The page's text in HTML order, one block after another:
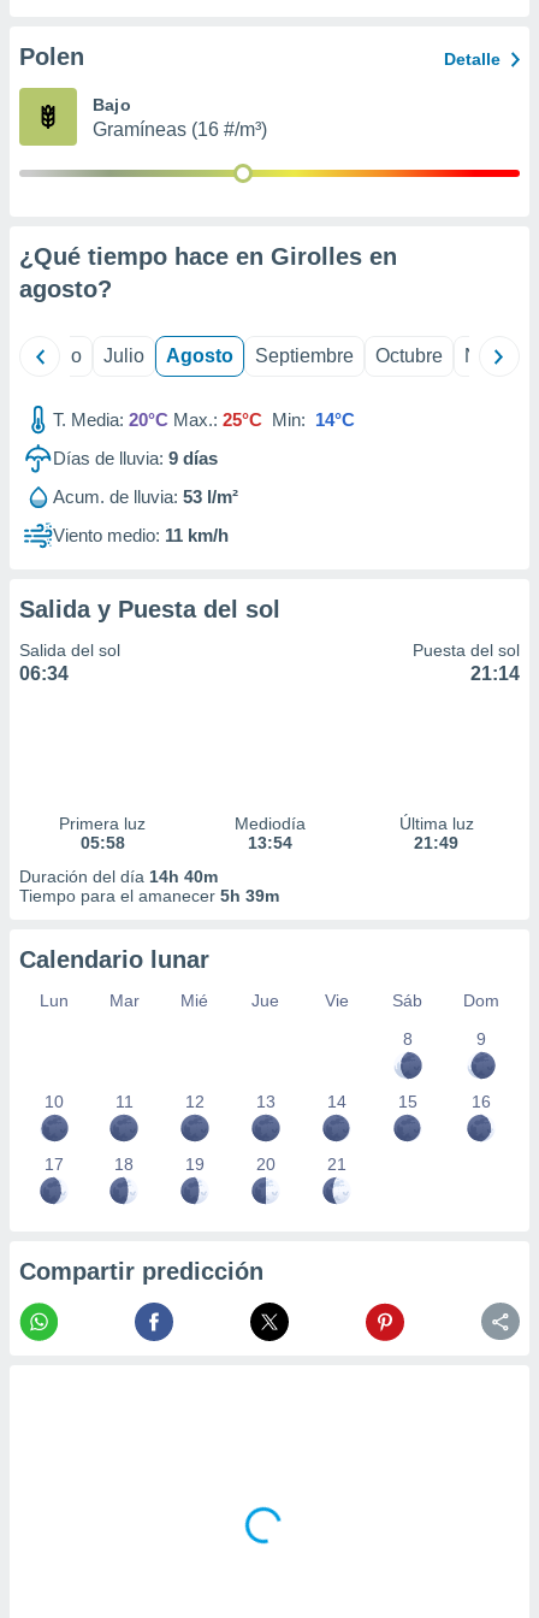
e
mediante
de
1199
Polen Detalle
Bajo
Gramíneas (16 #/m³)
¿Qué tiempo hace en Girolles en
agosto?
Junio Julio Agosto Septiembre Octubre
T. Media: 20°C Max.: 25°C Min: 14°C
Días de lluvia: 9 días
Acum. de lluvia: 53 l/m²
Viento medio: 11 km/h
Salida y Puesta del sol
Salida del sol
06:34
Puesta del sol
21:14
Primera luz
05:58
Mediodía
13:54
Última luz
21:49
Duración del día 14h 40m
Tiempo para el amanecer 5h 39m
Calendario lunar
Lun Mar Mié Jue Vie Sáb
Dom
8
9
10 11 12 13 14 15 16
17 18 19 20 21
Compartir predicción